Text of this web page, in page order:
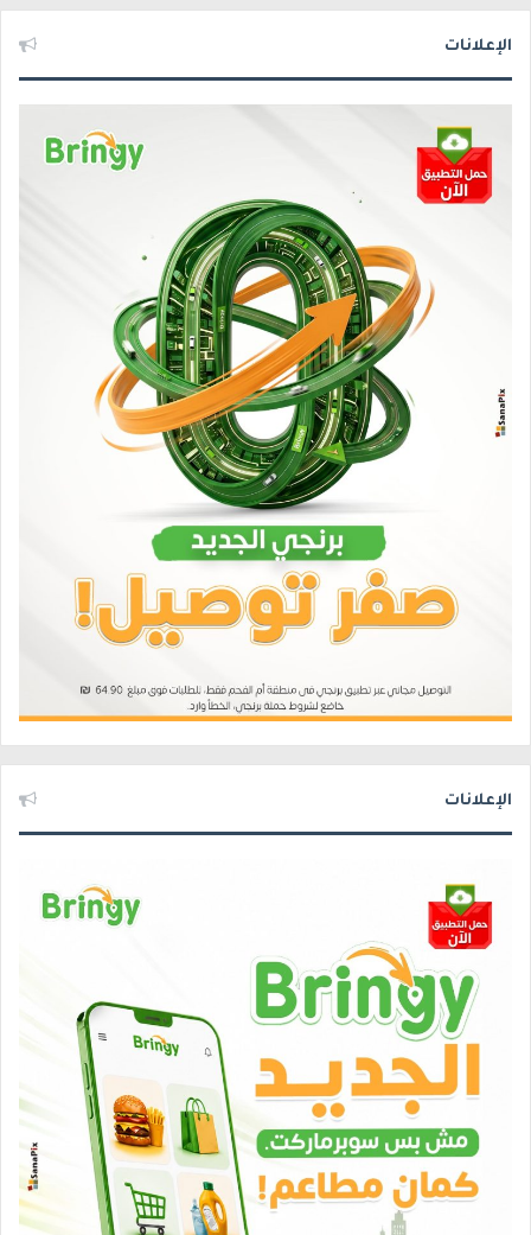
الإعلانات
الإعلانات